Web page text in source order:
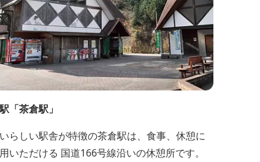
「茶倉駅」
らしい駅舎が特徴の茶倉駅は、食事、休憩に
いただける 国道166号線沿いの休憩所です。